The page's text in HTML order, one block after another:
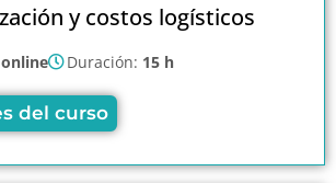
y costos logísticos
online Duración: 15 h
del curso